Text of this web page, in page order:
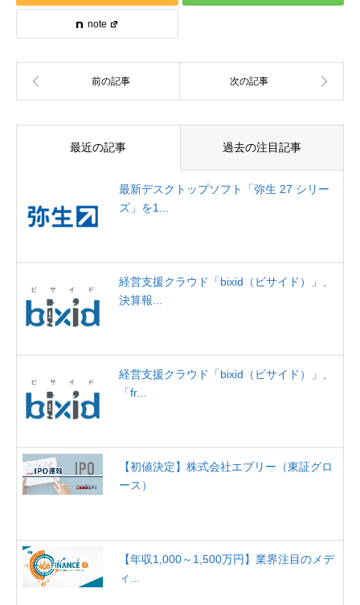
note
最近の記事 過去の注目記事
最新デスクトップソフト「弥生 27 シリー
ズ」を1...
経営支援クラウド「bixid（ビサイド）」、
決算報...
経営支援クラウド「bixid（ビサイド）」、
「fr...
【初値決定】株式会社エブリー（東証グロ
ース）
【年収1,000～1,500万円】業界注目のメデ
ィ...